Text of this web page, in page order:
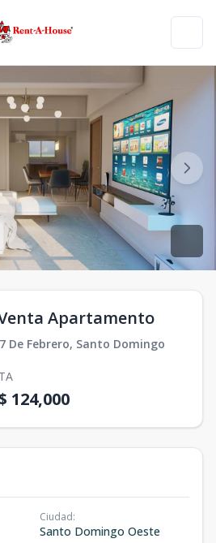
Apartamento
De Febrero, Santo Domingo
124,000
Ciudad:
Santo Domingo Oeste